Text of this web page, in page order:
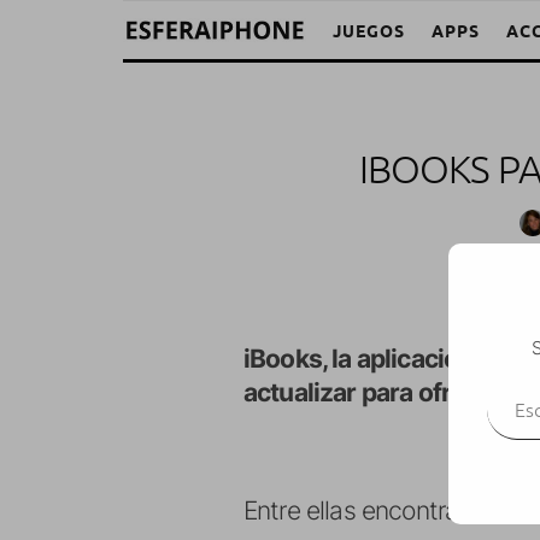
JUEGOS APPS
IBOOKS
iBooks, la aplicacion
actualizar para ofrecer
Entre ellas encontramos: